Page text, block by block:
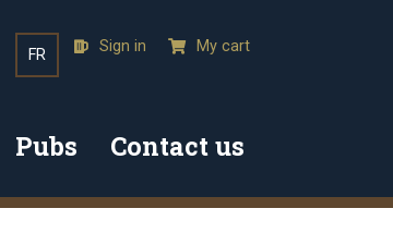
FR Sign in My cart
Pubs Contact us